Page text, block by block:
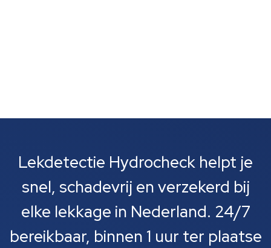
Lekdetectie Hydrocheck helpt je
snel, schadevrij en verzekerd bij
elke lekkage in Nederland. 24/7
bereikbaar, binnen 1 uur ter plaatse